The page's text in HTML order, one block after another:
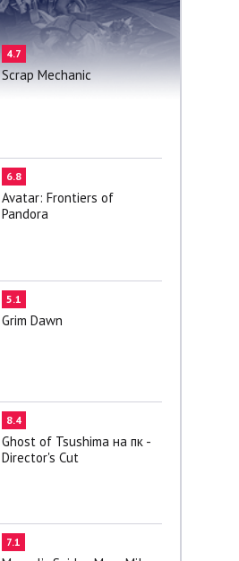
4.7
Scrap Mechanic
6.8
Avatar: Frontiers of
Pandora
5.1
Grim Dawn
8.4
Ghost of Tsushima на пк -
Director's Cut
7.1